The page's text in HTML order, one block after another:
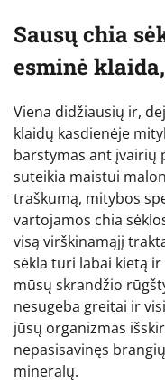
Sausų chia
esminė
Viena didžiausių ir,
klaidų kasdienėje
barstymas ant įvairių
suteikia maistui
traškumą, mitybos
vartojamos chia
visą virškinamąjį
sėkla turi labai kietą
mūsų skrandžio
nesugeba greitai ir
jūsų organizmas
nepasisavinęs
mineralų.